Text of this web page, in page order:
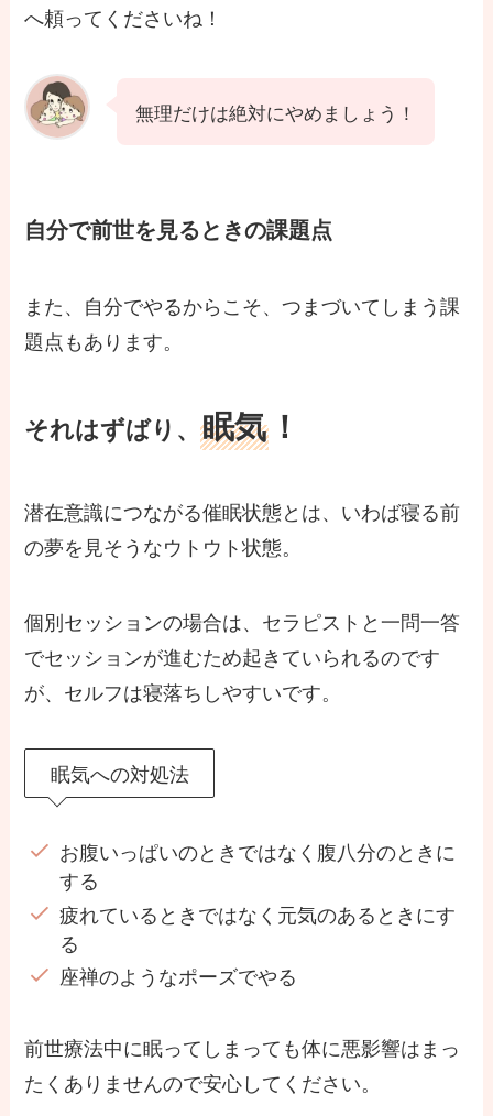
へ頼ってくださいね！
無理だけは絶対にやめましょう！
自分で前世を見るときの課題点
また、自分でやるからこそ、つまづいてしまう課
題点もあります。
それはずばり、眠気 ！
潜在意識につながる催眠状態とは、いわば寝る前
の夢を見そうなウトウト状態。
個別セッションの場合は、セラピストと一問一答
でセッションが進むため起きていられるのです
が、セルフは寝落ちしやすいです。
眠気への対処法
お腹いっぱいのときではなく腹八分のときに
する
疲れているときではなく元気のあるときにす
る
座禅のようなポーズでやる
前世療法中に眠ってしまっても体に悪影響はまっ
たくありませんので安心してください。